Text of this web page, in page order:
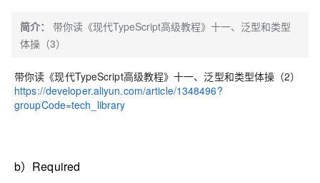
简介：
带你读《现代TypeScript高级教程》十一、泛型和类型
体操（3）
带你读《现代TypeScript高级教程》十一、泛型和类型体操（2）
https://developer.aliyun.com/article/1348496?
groupCode=tech_library
b） Required